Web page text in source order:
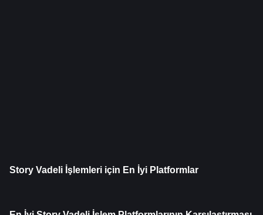
Story Vadeli İşlemleri için En İyi Platformlar